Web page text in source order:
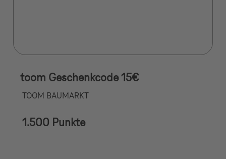
toom Geschenkcode 15€
TOOM BAUMARKT
1.500 Punkte